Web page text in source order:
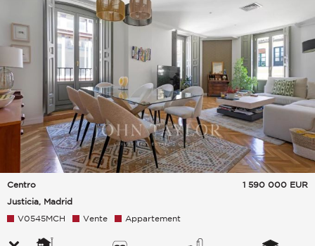
Centro
Justicia, Madrid
1 590 000 EUR
V0545MCH Vente Appartement